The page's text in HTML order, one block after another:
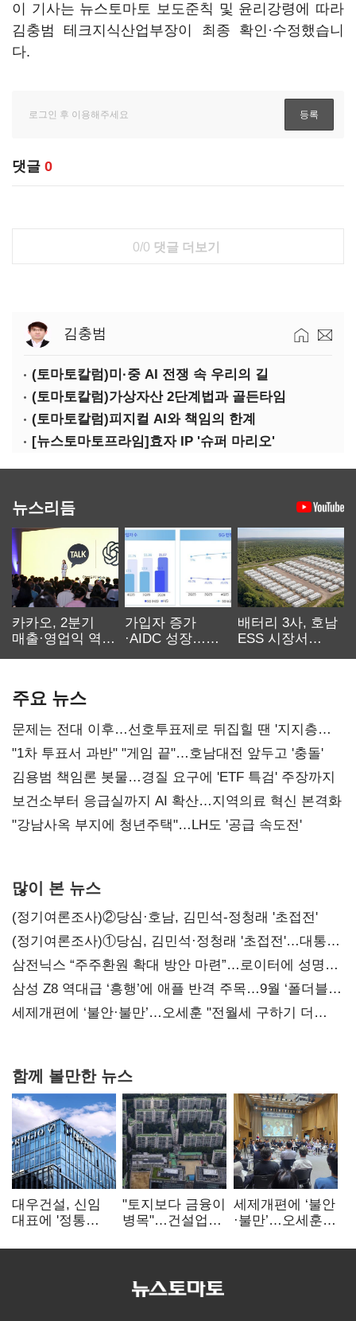
이 기사는 뉴스토마토 보도준칙 및 윤리강령에 따라
김충범 테크지식산업부장이 최종 확인·수정했습니
다.
댓글 0
0/0 댓글 더보기
김충범
(토마토칼럼)미·중 AI 전쟁 속 우리의 길
(토마토칼럼)가상자산 2단계법과 골든타임
(토마토칼럼)피지컬 AI와 책임의 한계
[뉴스토마토프라임]효자 IP '슈퍼 마리오'
뉴스리듬
카카오, 2분기
매출·영업익 역대
가입자 증가
·AIDC 성장…
배터리 3사, 호남
ESS 시장서
주요 뉴스
문제는 전대 이후…선호투표제로 뒤집힐 땐 '지지층
불복'
"1차 투표서 과반" "게임 끝"…호남대전 앞두고 '충돌'
김용범 책임론 봇물…경질 요구에 'ETF 특검' 주장까지
보건소부터 응급실까지 AI 확산…지역의료 혁신 본격화
"강남사옥 부지에 청년주택"…LH도 '공급 속도전'
많이 본 뉴스
(정기여론조사)②당심·호남, 김민석-정청래 '초접전'
(정기여론조사)①당심, 김민석·정청래 '초접전'…대통령
지지도 '50% 아래로'(종합)
삼전닉스 “주주환원 확대 방안 마련”…로이터에 성명
보내
삼성 Z8 역대급 ‘흥행’에 애플 반격 주목…9월 ‘폴더블
대전’
세제개편에 ‘불안·불만’…오세훈 "전월세 구하기 더
함께 볼만한 뉴스
대우건설, 신임
대표에 '정통
부사장 내정
"토지보다 금융이
병목"…건설업계,
해소 목소리
세제개편에 ‘불안
·불만’…오세훈
더 힘들어질 것"